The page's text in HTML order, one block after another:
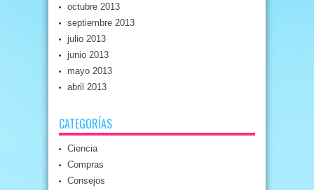
octubre 2013
septiembre 2013
julio 2013
junio 2013
mayo 2013
abril 2013
CATEGORÍAS
Ciencia
Compras
Consejos